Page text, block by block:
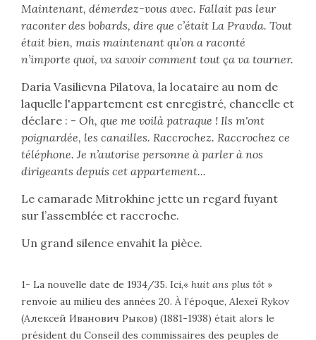
Maintenant, démerdez-vous avec. Fallait pas leur
raconter des bobards, dire que c’était La Pravda. Tout
était bien, mais maintenant qu’on a raconté
n’importe quoi, va savoir comment tout ça va tourner.
Daria Vasilievna Pilatova, la locataire au nom de
laquelle l'appartement est enregistré, chancelle et
déclare : - Oh, que me voilà patraque ! Ils m'ont
poignardée, les canailles. Raccrochez. Raccrochez ce
téléphone. Je n’autorise personne à parler à nos
dirigeants depuis cet appartement...
Le camarade Mitrokhine jette un regard fuyant
sur l’assemblée et raccroche.
Un grand silence envahit la pièce.
1- La nouvelle date de 1934/35. Ici,« huit ans plus tôt »
renvoie au milieu des années 20. À l’époque, Alexeï Rykov
(Алексей Иванович Рыков) (1881-1938) était alors le
président du Conseil des commissaires des peuples de